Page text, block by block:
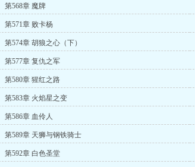
第568章 魔牌
第571章 败卡杨
第574章 胡狼之心（下）
第577章 复仇之军
第580章 猩红之路
第583章 火焰星之变
第586章 血伶人
第589章 天狮与钢铁骑士
第592章 白色圣堂